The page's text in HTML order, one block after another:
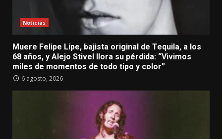
Noticias
Muere Felipe Lipe, bajista original de Tequila, a los
68 años, y Alejo Stivel llora su pérdida: “Vivimos
miles de momentos de todo tipo y color”
6 agosto, 2026